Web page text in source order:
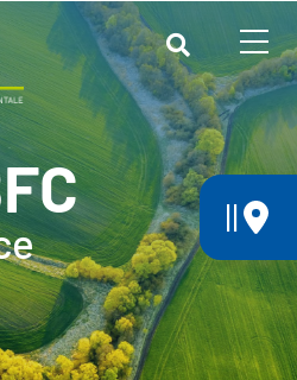
||